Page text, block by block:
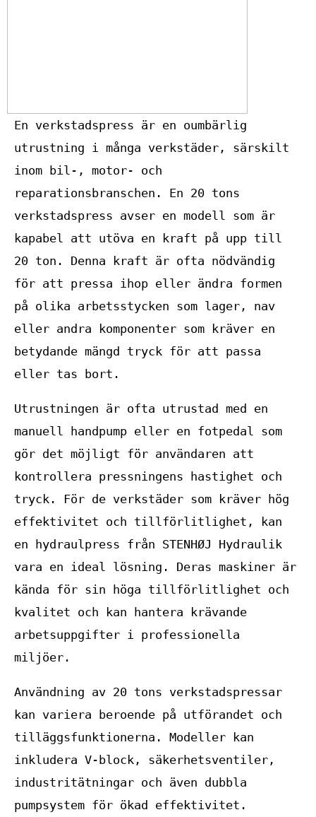
En verkstadspress är en oumbärlig
utrustning i många verkstäder, särskilt
inom bil-, motor- och
reparationsbranschen. En 20 tons
verkstadspress avser en modell som är
kapabel att utöva en kraft på upp till
20 ton. Denna kraft är ofta nödvändig
för att pressa ihop eller ändra formen
på olika arbetsstycken som lager, nav
eller andra komponenter som kräver en
betydande mängd tryck för att passa
eller tas bort.
Utrustningen är ofta utrustad med en
manuell handpump eller en fotpedal som
gör det möjligt för användaren att
kontrollera pressningens hastighet och
tryck. För de verkstäder som kräver hög
effektivitet och tillförlitlighet, kan
en hydraulpress från STENHØJ Hydraulik
vara en ideal lösning. Deras maskiner är
kända för sin höga tillförlitlighet och
kvalitet och kan hantera krävande
arbetsuppgifter i professionella
miljöer.
Användning av 20 tons verkstadspressar
kan variera beroende på utförandet och
tilläggsfunktionerna. Modeller kan
inkludera V-block, säkerhetsventiler,
industritätningar och även dubbla
pumpsystem för ökad effektivitet.